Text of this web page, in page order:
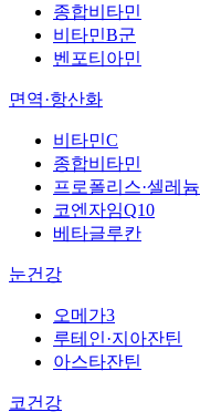
종합비타민
비타민B군
벤포티아민
면역·항산화
비타민C
종합비타민
프로폴리스·셀레늄
코엔자임Q10
베타글루칸
눈건강
오메가3
루테인·지아잔틴
아스타잔틴
코건강